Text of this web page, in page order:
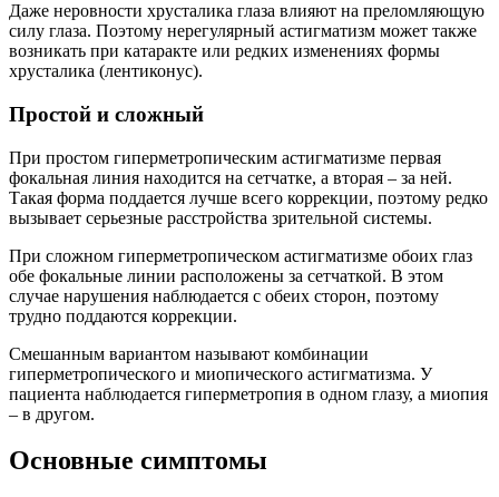
Даже неровности хрусталика глаза влияют на преломляющую
силу глаза. Поэтому нерегулярный астигматизм может также
возникать при катаракте или редких изменениях формы
хрусталика (лентиконус).
Простой и сложный
При простом гиперметропическим астигматизме первая
фокальная линия находится на сетчатке, а вторая – за ней.
Такая форма поддается лучше всего коррекции, поэтому редко
вызывает серьезные расстройства зрительной системы.
При сложном гиперметропическом астигматизме обоих глаз
обе фокальные линии расположены за сетчаткой. В этом
случае нарушения наблюдается с обеих сторон, поэтому
трудно поддаются коррекции.
Смешанным вариантом называют комбинации
гиперметропического и миопического астигматизма. У
пациента наблюдается гиперметропия в одном глазу, а миопия
– в другом.
Основные симптомы